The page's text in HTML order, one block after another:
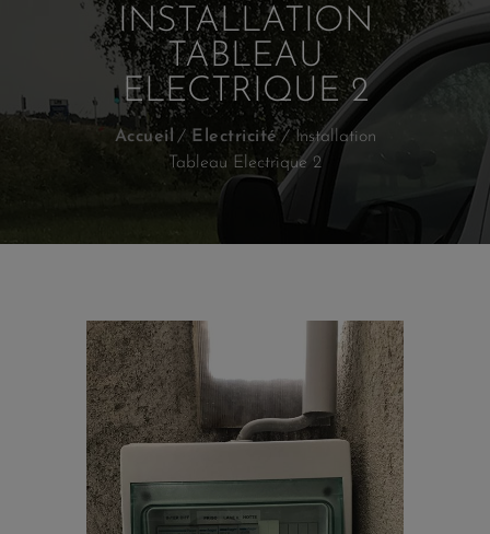
INSTALLATION
TABLEAU
ELECTRIQUE 2
Accueil Electricité
Installation
Tableau Electrique 2